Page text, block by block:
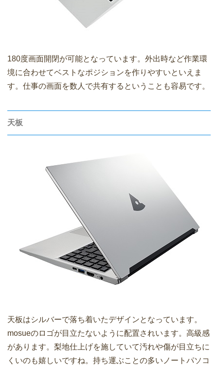
180度画面開閉が可能となっています。外出時など作業環
境に合わせてベストなポジションを作りやすいといえま
す。仕事の画面を数人で共有するということも容易です。
天板
天板はシルバーで落ち着いたデザインとなっています。
mosueのロゴが目立たないように配置されいます。高級感
があります。梨地仕上げを施していて汚れや傷が目立ちに
くいのも嬉しいですね。持ち運ぶことの多いノートパソコ